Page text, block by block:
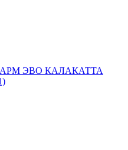
ШАРМ ЭВО КАЛАКАТТА